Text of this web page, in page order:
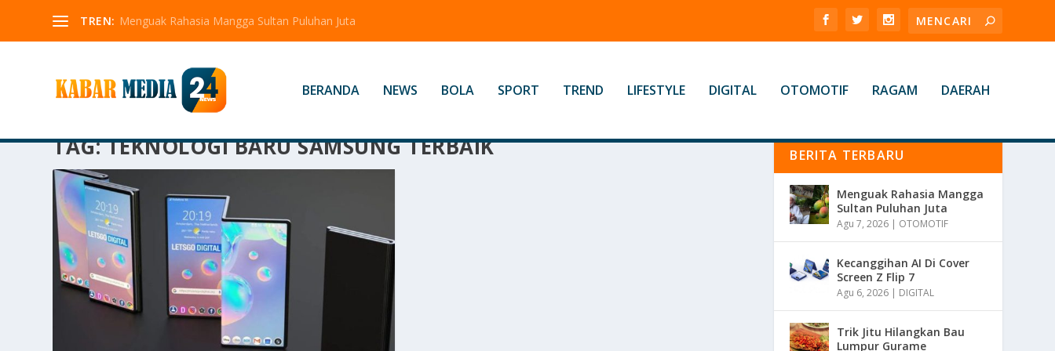
TREN: Menguak Rahasia Mangga Sultan Puluhan Juta
BERANDA NEWS BOLA SPORT TREND LIFESTYLE DIGITAL OTOMOTIF RAGAM DAERAH
TAG:TEKNOLOGI BARU SAMSUNG TERBAIK BERITA TERBARU
Menguak Rahasia Mangga
Sultan Puluhan Juta
Agu 7, 2026 | OTOMOTIF
Kecanggihan AI Di Cover
Screen Z Flip 7
Agu 6, 2026 | DIGITAL
Trik Jitu Hilangkan Bau
Lumpur Gurame